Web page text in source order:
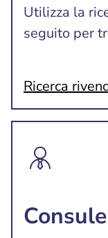
Utilizza la
seguito per
Ricerca